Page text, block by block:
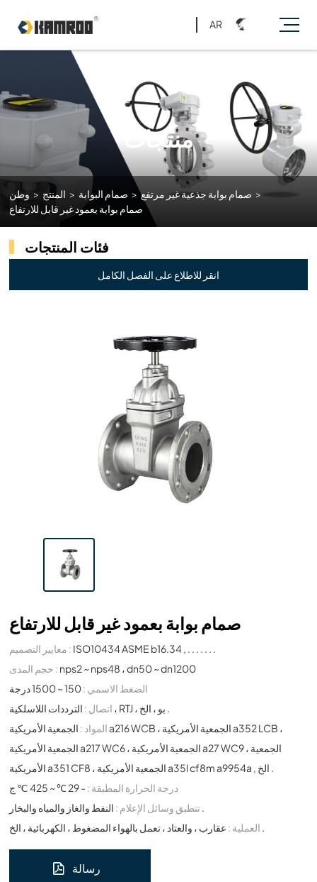
AR
منتجات
وطن > المنتج > صمام البوابة > صمام بوابة جذعية غير مرتفع >
صمام بوابة بعمود غير قابل للارتفاع
فئات المنتجات
انقر للاطلاع على الفصل الكامل
صمام بوابة بعمود غير قابل للارتفاع
معايير التصميم : ISO10434 ASME b16.34 , . . . . . . .
حجم المدى : nps2 ~ nps48 ، dn50 ~ dn1200
الضغط الاسمي :150 ~ 1500 درجة
اتصال :
الترددات اللاسلكية ، RTJ ، بو ، الخ .
المواد : الجمعية الأمريكية a216 WCB ، الجمعية الأمريكية a352 LCB ،
الجمعية الأمريكية a217 WC6 ، الجمعية الأمريكية a27 WC9 ، الجمعية
الأمريكية a351 CF8 ، الجمعية الأمريكية a35l cf8m a9954a , الخ .
درجة الحرارة المطبقة : - 29 ℃ ~ 425 ℃ ج
تنطبق وسائل الإعلام :النفط والغاز والمياه والبخار .
العملية : عقارب ، والعتاد ، تعمل بالهواء المضغوط ، الكهربائية ، الخ .
رسالة